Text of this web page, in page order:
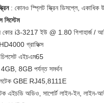
: কোনও স্প্লিট স্ক্রিন ডিসপ্লে, একাধিক
সিস্টেম
কোর i3-3217 ইউ @ 1.80 গিগাহার্জ
গ্রাফিক্স
এইচএম65
8GB পর্যন্ত সমর্থন
GBE RJ45,8111E
এইচডি অডিও, সাপোর্ট লাইন-ইন, লাইন-